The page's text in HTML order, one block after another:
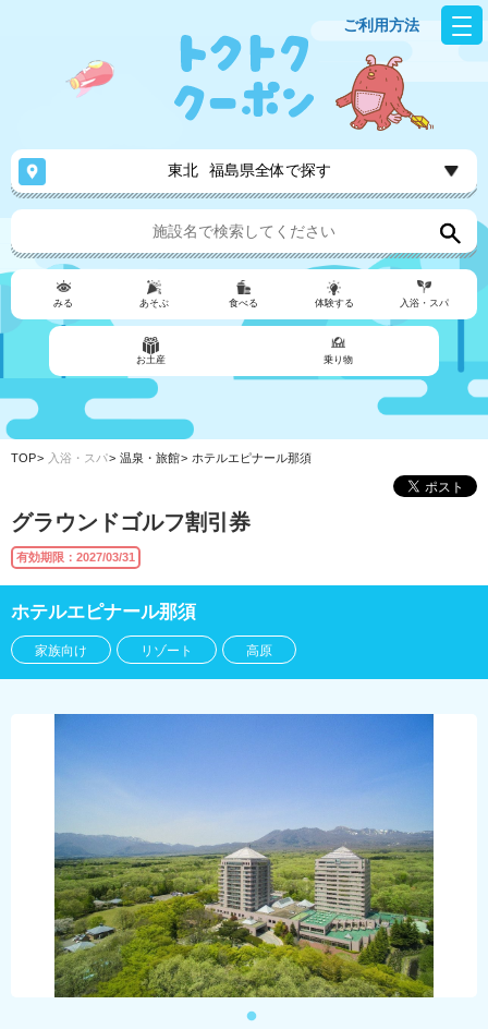
ご利用方法
東北 福島県全体で探す
みる あそぶ 食べる 体験する 入浴・スパ
お土産 乗り物
TOP 入浴・スパ 温泉・旅館 ホテルエピナール那須
グラウンドゴルフ割引券
有効期限：2027/03/31
ホテルエピナール那須
家族向け リゾート 高原